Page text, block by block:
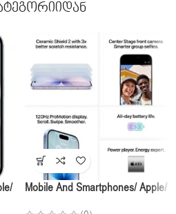
Mobile And Smartphones/ Apple/